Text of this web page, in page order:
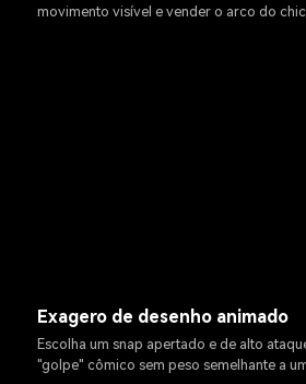
movimento visível e vender o arco do
Exagero de desenho animado
Escolha um snap apertado e de alto
"golpe" cômico sem peso semelhante a